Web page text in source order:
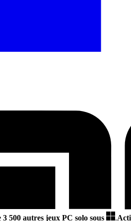
3 500 autres jeux PC solo sous .